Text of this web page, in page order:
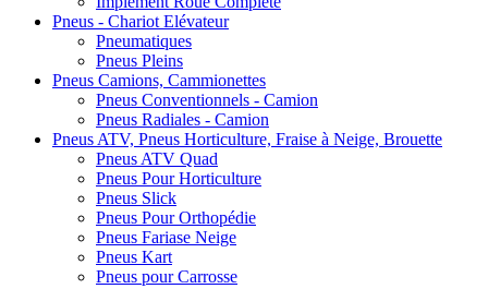
Pneus - Chariot Elévateur
Pneumatiques
Pneus Pleins
Pneus Camions, Cammionettes
Pneus Conventionnels - Camion
Pneus Radiales - Camion
Pneus ATV, Pneus Horticulture, Fraise à Neige, Brouette
Pneus ATV Quad
Pneus Pour Horticulture
Pneus Slick
Pneus Pour Orthopédie
Pneus Fariase Neige
Pneus Kart
Pneus pour Carrosse